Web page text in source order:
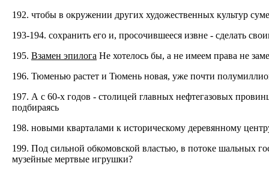
192. чтобы в окружении других художественных культур
193-194. сохранить его и, просочившееся извне - сделать
195. Взамен эпилога Не хотелось бы, а не имеем права не
196. Тюменью растет и Тюмень новая, уже почти
197. А с 60-х годов - столицей главных нефтегазовых
подбираясь
198. новыми кварталами к историческому деревянному
199. Под сильной обкомовской властью, в потоке шальных
музейные мертвые игрушки?